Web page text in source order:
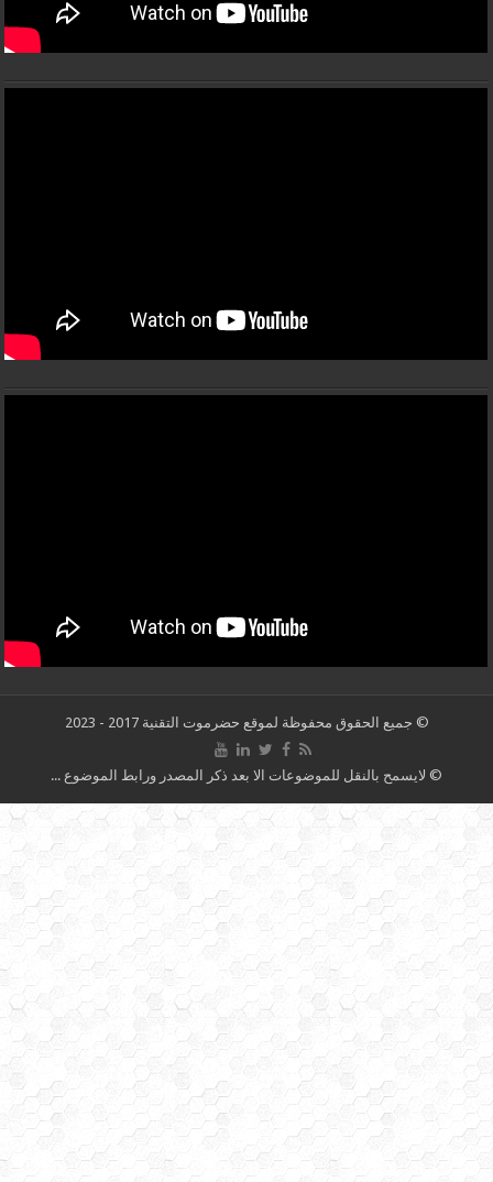
© جميع الحقوق محفوظة لموقع حضرموت التقنية 2017 - 2023
© لايسمح بالنقل للموضوعات الا بعد ذكر المصدر ورابط الموضوع ...